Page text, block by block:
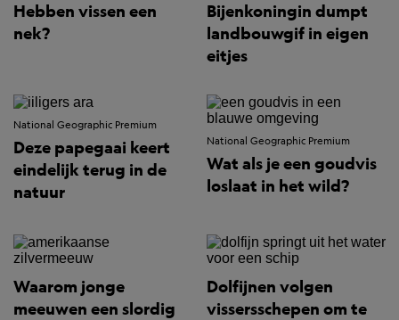
Hebben vissen een
nek?
Bijenkoningin dumpt
landbouwgif in eigen
eitjes
National Geographic Premium
Deze papegaai keert
eindelijk terug in de
natuur
National Geographic Premium
Wat als je een goudvis
loslaat in het wild?
Waarom jonge
meeuwen een slordig
Dolfijnen volgen
vissersschepen om te